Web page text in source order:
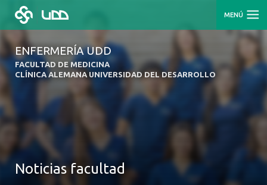
MENÚ
ENFERMERÍA UDD
FACULTAD DE MEDICINA
CLÍNICA ALEMANA UNIVERSIDAD DEL DESARROLLO
Noticias facultad